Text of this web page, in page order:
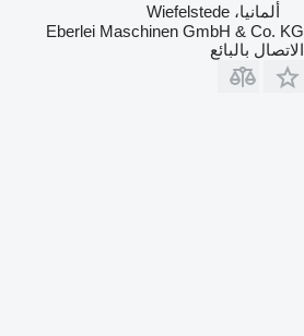
ألمانيا، Wiefelstede
Eberlei Maschinen GmbH & Co. KG
الاتصال بالبائع